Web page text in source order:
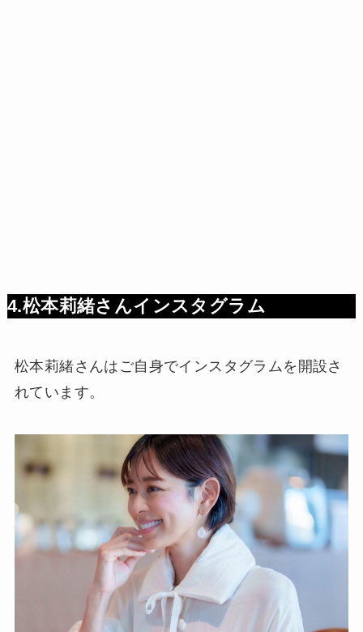
4.松本莉緒さんインスタグラム
松本莉緒さんはご自身でインスタグラムを開設さ
れています。